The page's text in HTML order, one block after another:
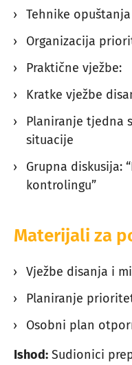
Tehnike
Organizacija
Praktične vježbe:
Kratke vježbe
Planiranje tjedna
situacije
Grupna diskusija:
kontrolingu”
Materijali za
Vježbe disanja i
Planiranje
Osobni plan
Ishod: Sudionici